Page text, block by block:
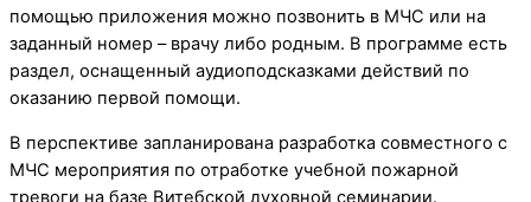
помощью приложения можно позвонить в МЧС или на
заданный номер – врачу либо родным. В программе есть
раздел, оснащенный аудиоподсказками действий по
оказанию первой помощи.
В перспективе запланирована разработка совместного с
МЧС мероприятия по отработке учебной пожарной
тревоги на базе Витебской духовной семинарии.